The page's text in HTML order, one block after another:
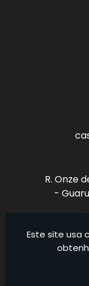
R. Onze
-
Metal
Este site usa